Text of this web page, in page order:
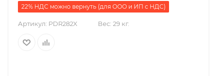
22% НДС можно вернуть (для ООО и ИП с НДС)
Артикул: PDR282X Вес: 29 кг.